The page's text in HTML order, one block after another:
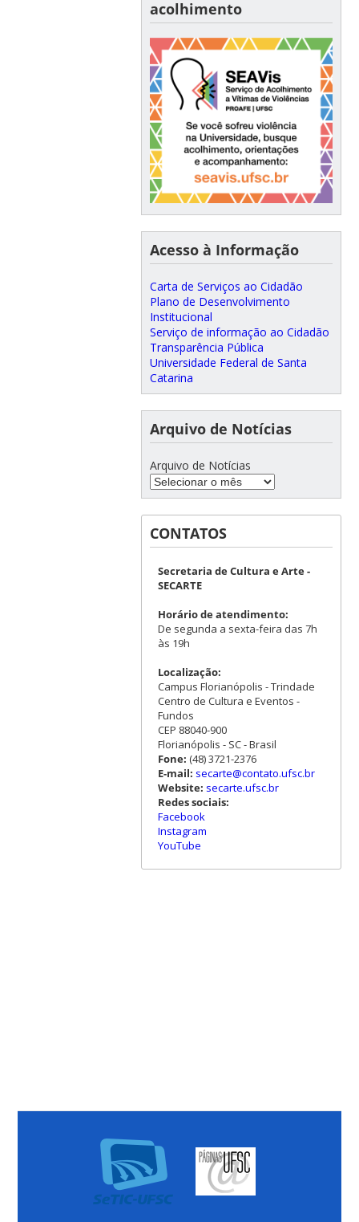
acolhimento
Acesso à Informação
Carta de Serviços ao Cidadão
Plano de Desenvolvimento
Institucional
Serviço de informação ao Cidadão
Transparência Pública
Universidade Federal de Santa
Catarina
Arquivo de Notícias
Arquivo de Notícias
CONTATOS
Secretaria de Cultura e Arte -
SECARTE
Horário de atendimento:
De segunda a sexta-feira das 7h
às 19h
Localização:
Campus Florianópolis - Trindade
Centro de Cultura e Eventos -
Fundos
CEP 88040-900
Florianópolis - SC - Brasil
Fone: (48) 3721-2376
E-mail: secarte@contato.ufsc.br
Website: secarte.ufsc.br
Redes sociais:
Facebook
Instagram
YouTube